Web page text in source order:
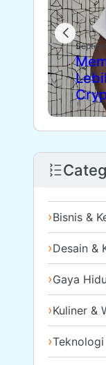
Bisnis &
Desain &
Gaya
Kuliner &
Teknologi